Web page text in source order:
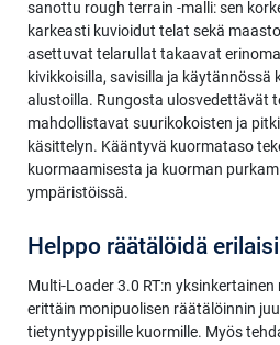
sanottu rough terrain -malli: sen
karkeasti kuvioidut telat sekä
asettuvat telarullat takaavat
kivikkoisilla, savisilla ja käytännössä
alustoilla. Rungosta ulosvedettävät
mahdollistavat suurikokoisten ja
käsittelyn. Kääntyvä kuormataso
kuormaamisesta ja kuorman
ympäristöissä.
Helppo räätälöidä
Multi-Loader 3.0 RT:n
erittäin monipuolisen räätälöinnin
tietyntyyppisille kuormille. Myös